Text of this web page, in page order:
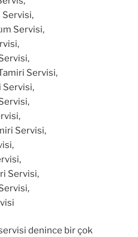
Servisi,
Servisi,
Servisi,
Servisi,
Servisi,
Servisi,
denince bir çok